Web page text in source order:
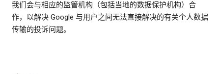
我们会与相应的监管机构（包括当地的数据保护机构）合
作，以解决 Google 与用户之间无法直接解决的有关个人数据
传输的投诉问题。